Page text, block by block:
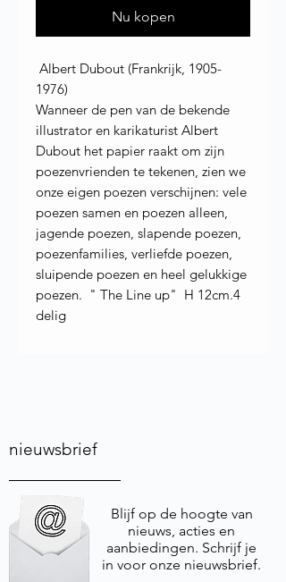
Nu kopen
Albert Dubout (Frankrijk, 1905-
1976)
Wanneer de pen van de bekende
illustrator en karikaturist Albert
Dubout het papier raakt om zijn
poezenvrienden te tekenen, zien we
onze eigen poezen verschijnen: vele
poezen samen en poezen alleen,
jagende poezen, slapende poezen,
poezenfamilies, verliefde poezen,
sluipende poezen en heel gelukkige
poezen. " The Line up" H 12cm.4
delig
nieuwsbrief
Blijf op de hoogte van
nieuws, acties en
aanbiedingen. Schrijf je
in voor onze nieuwsbrief.